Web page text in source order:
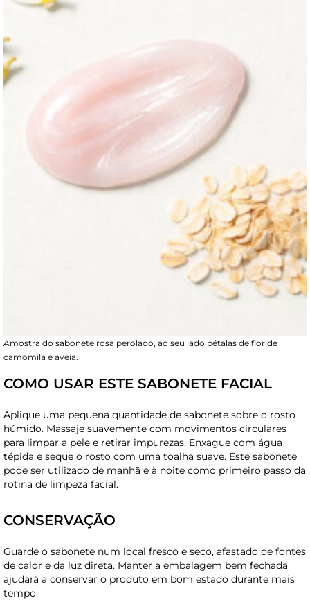
Amostra do sabonete rosa perolado, ao seu lado pétalas de flor de
camomila e aveia.
COMO USAR ESTE SABONETE FACIAL
Aplique uma pequena quantidade de sabonete sobre o rosto
húmido. Massaje suavemente com movimentos circulares
para limpar a pele e retirar impurezas. Enxague com água
tépida e seque o rosto com uma toalha suave. Este sabonete
pode ser utilizado de manhã e à noite como primeiro passo da
rotina de limpeza facial.
CONSERVAÇÃO
Guarde o sabonete num local fresco e seco, afastado de fontes
de calor e da luz direta. Manter a embalagem bem fechada
ajudará a conservar o produto em bom estado durante mais
tempo.